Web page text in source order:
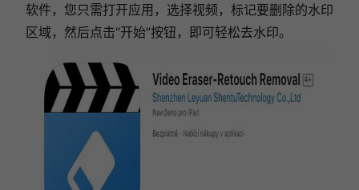
软件，您只需打开应用，选择视频，标记要删除的水印
区域，然后点击“开始”按钮，即可轻松去水印。